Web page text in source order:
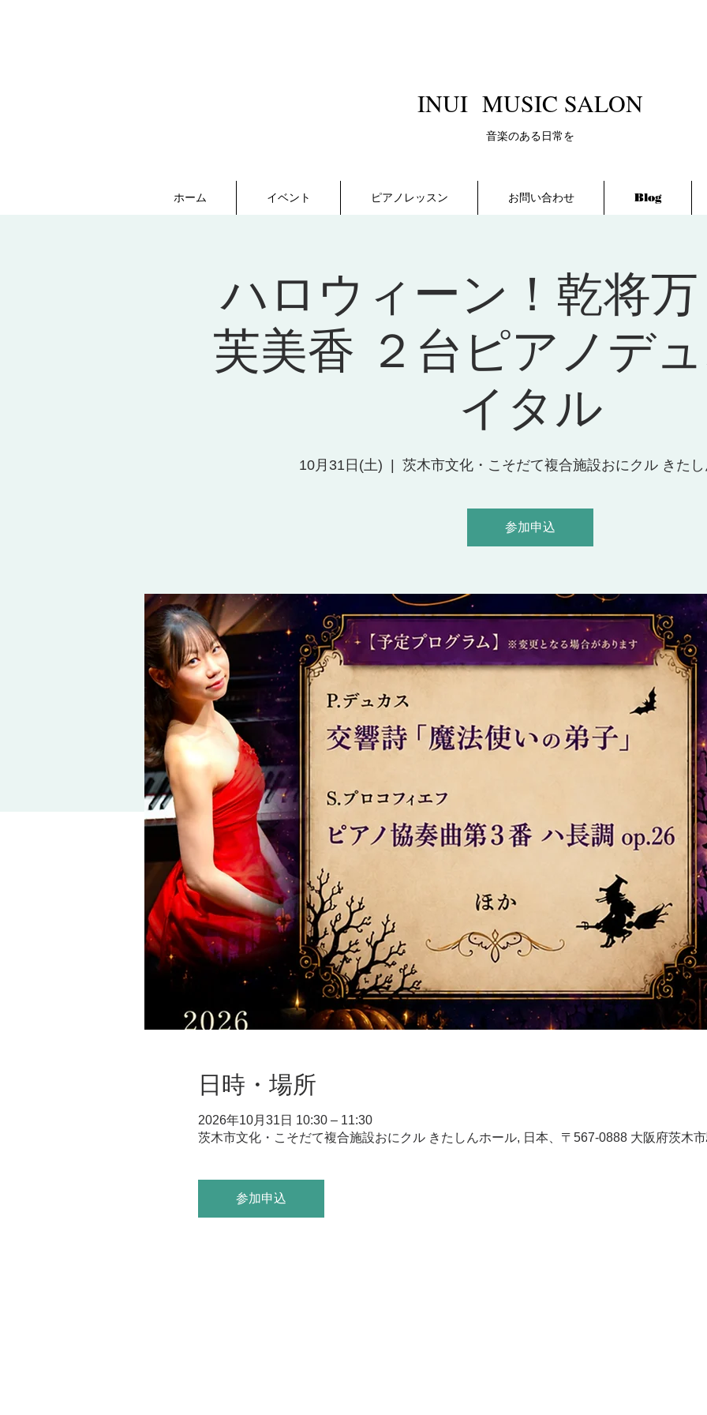
​INUI MUSIC SALON
​音楽のある日常を
ホーム イベント ピアノレッスン お問い合わせ Blog
ハロウィーン！乾将
芙美香 ２台ピアノデ
イタル
10月31日(土) 茨木市文化・こそだて複合施設おにクル きた
参加申込
日時・場所
2026年10月31日 10:30 – 11:30
茨木市文化・こそだて複合施設おにクル きたしんホール, 日本、〒567-0888 大阪府茨木
参加申込